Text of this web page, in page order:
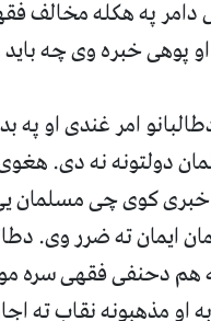
په هکله مخالف
پوهی خبره وی چه
امر غندی او په
دولتونه نه دی.
کوی چی مسلمان یی
ایمان ته ضرر وی.
دحنفی فقهی سره
او مذهبونه نقاب ته